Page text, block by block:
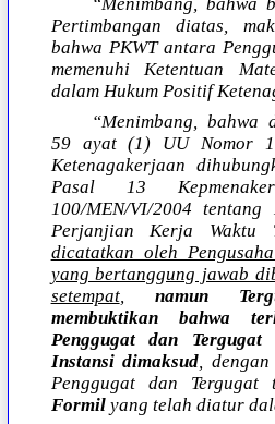
Pertimbangan diatas,
bahwa PKWT antara
memenuhi Ketentuan
dalam Hukum Positif
“Menimbang, bahwa
59 ayat (1) UU Nomor
Ketenagakerjaan
Pasal 13
100/MEN/VI/2004 tentang
Perjanjian Kerja Waktu
dicatatkan oleh
yang bertanggung jawab
setempat, namun
membuktikan bahwa
Penggugat dan
Instansi dimaksud,
Penggugat dan Tergugat
Formilyang telah diatur